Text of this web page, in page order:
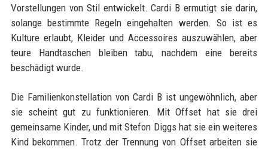
Vorstellungen von Stil entwickelt. Cardi B ermutigt sie darin,
solange bestimmte Regeln eingehalten werden. So ist es
Kulture erlaubt, Kleider und Accessoires auszuwählen, aber
teure Handtaschen bleiben tabu, nachdem eine bereits
beschädigt wurde.
Die Familienkonstellation von Cardi B ist ungewöhnlich, aber
sie scheint gut zu funktionieren. Mit Offset hat sie drei
gemeinsame Kinder, und mit Stefon Diggs hat sie ein weiteres
Kind bekommen. Trotz der Trennung von Offset arbeiten sie